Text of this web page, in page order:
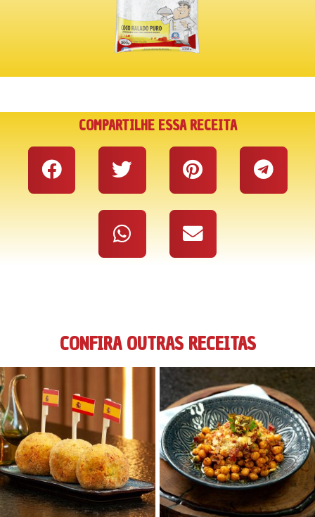
COMPARTILHE ESSA RECEITA
CONFIRA OUTRAS RECEITAS